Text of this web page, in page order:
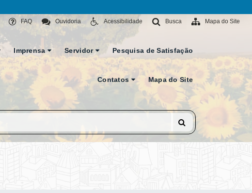
Mapa do Site
Busca
Acessibilidade
Ouvidoria
FAQ
Imprensa Servidor Pesquisa de Satisfação
Contatos Mapa do Site